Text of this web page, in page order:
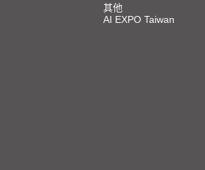
其他
AI EXPO Taiwan